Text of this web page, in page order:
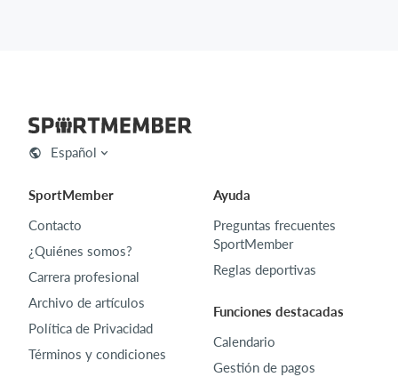
Español
SportMember
Contacto
¿Quiénes somos?
Carrera profesional
Archivo de artículos
Política de Privacidad
Términos y condiciones
Ayuda
Preguntas frecuentes
SportMember
Reglas deportivas
Funciones destacadas
Calendario
Gestión de pagos